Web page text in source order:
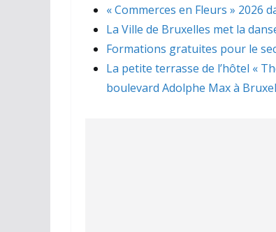
« Commerces en Fleurs » 2026
La Ville de Bruxelles met la
Formations gratuites pour le
La petite terrasse de l’hôtel «
boulevard Adolphe Max à